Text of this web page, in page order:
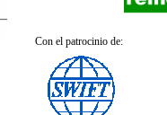
Con el patrocinio de: